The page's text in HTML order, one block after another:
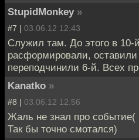
StupidMonkey »
#7 | 03.06.12 12:43
Служил там. До этого в 10-
расформировали, оставили
переподчинили 6-й. Всех
Kanatko »
#8 | 03.06.12 12:56
Жаль не знал про событие(
Так бы точно смотался)